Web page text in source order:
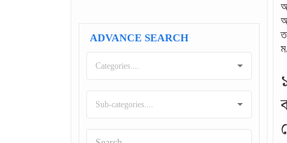
ADVANCE SEARCH
Categories....
Sub-categories....